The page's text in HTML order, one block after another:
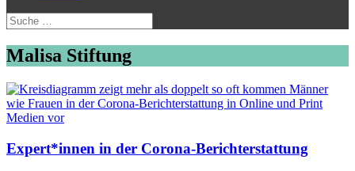
Suche
nach:
Malisa Stiftung
Expert*innen in der Corona-Berichterstattung